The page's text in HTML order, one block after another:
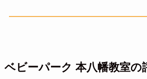
ベビーパーク 本八幡教室の